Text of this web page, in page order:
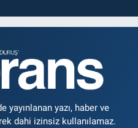
yayınlanan yazı, haber ve
dahi izinsiz kullanılamaz.